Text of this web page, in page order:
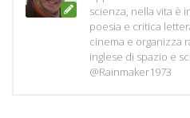
scienza, nella vita è
poesia e critica
cinema e organizza
inglese di spazio e
@Rainmaker1973